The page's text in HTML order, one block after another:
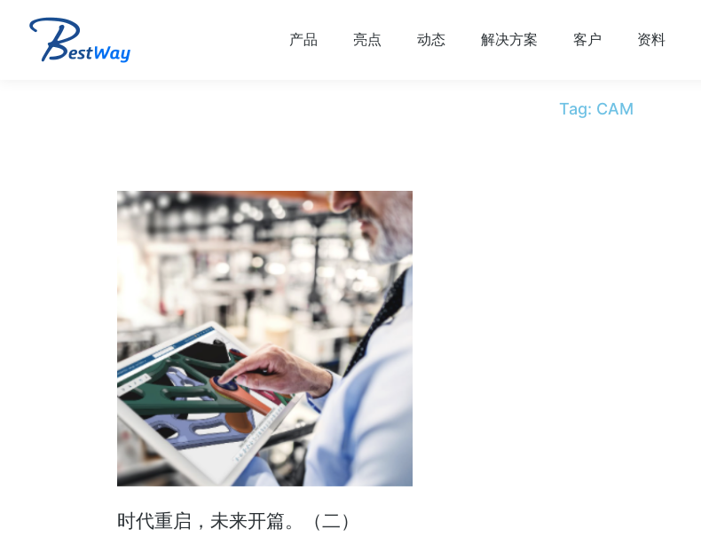
产品 亮点 动态 解决方案 客户 资料
Tag: CAM
时代重启，未来开篇。（二）